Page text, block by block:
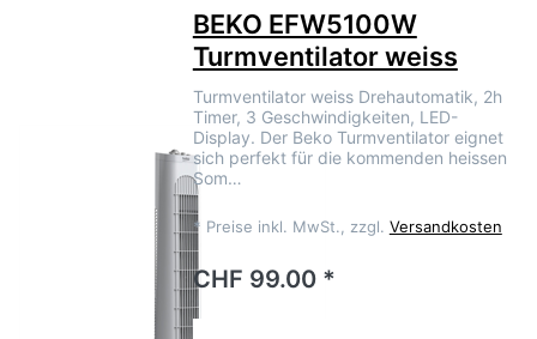
BEKO EFW5100W
Turmventilator weiss
Turmventilator weiss Drehautomatik, 2h
Timer, 3 Geschwindigkeiten, LED-
Display. Der Beko Turmventilator eignet
sich perfekt für die kommenden heissen
Som…
* Preise inkl. MwSt., zzgl. Versandkosten
CHF 99.00 *